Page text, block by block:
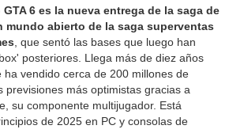
6 es la nueva entrega de la saga de
mundo abierto de la saga superventas
, que sentó las bases que luego han
posteriores. Llega más de diez años
ha vendido cerca de 200 millones de
previsiones más optimistas gracias a
su componente multijugador. Está
de 2025 en PC y consolas de